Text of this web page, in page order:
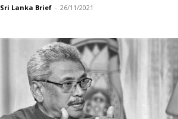
Sri Lanka Brief - 26/11/2021